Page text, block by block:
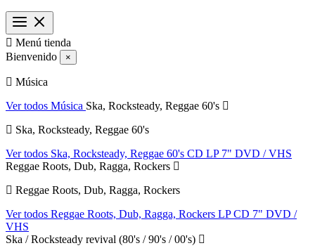
 Menú tienda
Bienvenido
×
Música
Ver todos Música Ska, Rocksteady, Reggae 60's
Ska, Rocksteady, Reggae 60's
Ver todos Ska, Rocksteady, Reggae 60's CD LP 7" DVD / VHS
Reggae Roots, Dub, Ragga, Rockers
Reggae Roots, Dub, Ragga, Rockers
Ver todos Reggae Roots, Dub, Ragga, Rockers LPCD 7" DVD /
VHS
Ska / Rocksteady revival (80's / 90's / 00's)